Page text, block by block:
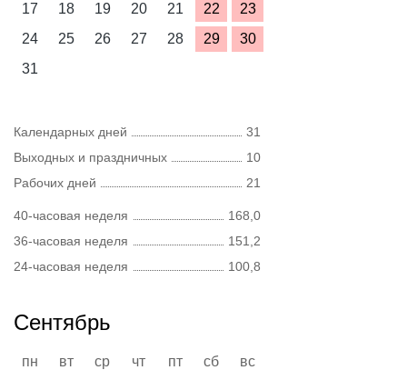
17
18 19 20 21 22
23
24
25 26 27 28 29
30
31
Календарных дней
31
Выходных и праздничных
10
Рабочих дней
21
40-часовая неделя
168,0
36-часовая неделя
151,2
24-часовая неделя
100,8
Сентябрь
пн вт ср чт пт сб
вс